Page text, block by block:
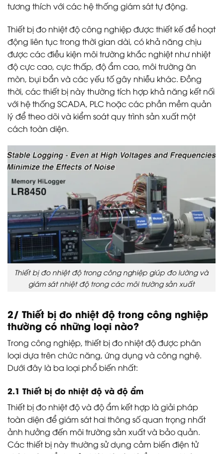
tương thích với các hệ thống giám sát tự động.
Thiết bị đo nhiệt độ công nghiệp được thiết kế để hoạt
động liên tục trong thời gian dài, có khả năng chịu
được các điều kiện môi trường khắc nghiệt như nhiệt
độ cực cao, cực thấp, độ ẩm cao, môi trường ăn
mòn, bụi bẩn và các yếu tố gây nhiễu khác. Đồng
thời, các thiết bị này thường tích hợp khả năng kết nối
với hệ thống SCADA, PLC hoặc các phần mềm quản
lý để theo dõi và kiểm soát quy trình sản xuất một
cách toàn diện.
Thiết bị đo nhiệt độ trong công nghiệp giúp đo lường và
giám sát nhiệt độ trong các môi trường sản xuất
2/ Thiết bị đo nhiệt độ trong công nghiệp
thường có những loại nào?
Trong công nghiệp, thiết bị đo nhiệt độ được phân
loại dựa trên chức năng, ứng dụng và công nghệ.
Dưới đây là ba loại phổ biến nhất:
2.1 Thiết bị đo nhiệt độ và độ ẩm
Thiết bị đo nhiệt độ và độ ẩm kết hợp là giải pháp
toàn diện để giám sát hai thông số quan trọng nhất
ảnh hưởng đến môi trường sản xuất và bảo quản.
Các thiết bị này thường sử dụng cảm biến điện tử